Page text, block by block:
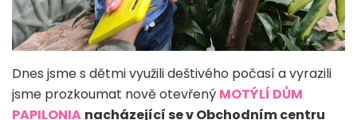
Dnes jsme s dětmi využili deštivého počasí a vyrazili
jsme prozkoumat nově otevřený MOTÝLÍ DŮM
PAPILONIA nacházející se v Obchodním centru